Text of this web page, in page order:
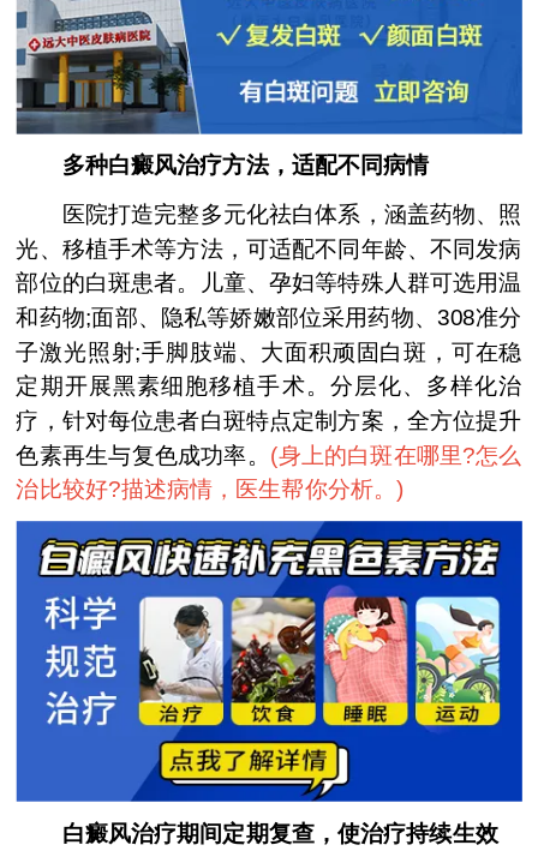
多种白癜风治疗方法，适配不同病情
医院打造完整多元化祛白体系，涵盖药物、照
光、移植手术等方法，可适配不同年龄、不同发病
部位的白斑患者。儿童、孕妇等特殊人群可选用温
和药物;面部、隐私等娇嫩部位采用药物、308准分
子激光照射;手脚肢端、大面积顽固白斑，可在稳
定期开展黑素细胞移植手术。分层化、多样化治
疗，针对每位患者白斑特点定制方案，全方位提升
色素再生与复色成功率。 (身上的白斑在哪里?怎么
治比较好?描述病情，医生帮你分析。)
白癜风治疗期间定期复查，使治疗持续生效